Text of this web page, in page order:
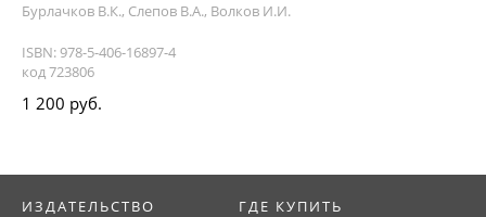
Бурлачков В.К., Слепов В.А., Волков И.И.
ISBN: 978-5-406-16897-4
код 723806
1 200 руб.
ИЗДАТЕЛЬСТВО ГДЕ КУПИТЬ